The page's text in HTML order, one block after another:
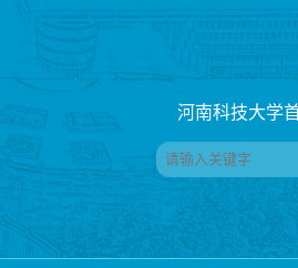
河南科技大学